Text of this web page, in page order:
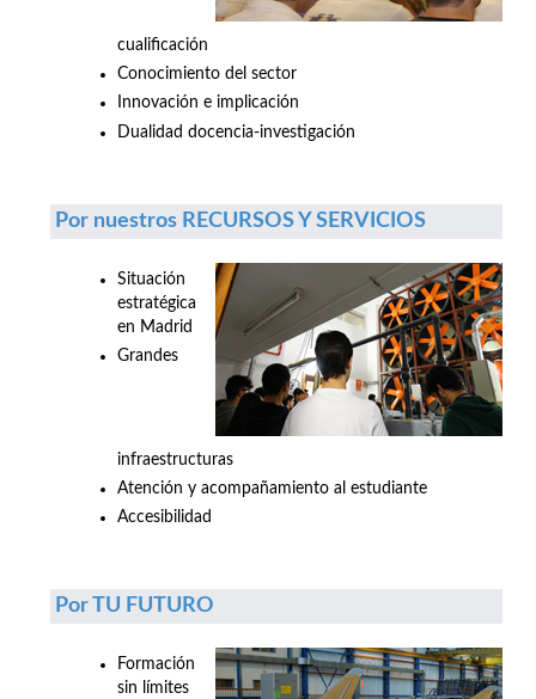
cualificación
Conocimiento del sector
Innovación e implicación
Dualidad docencia-investigación
Por nuestros RECURSOS Y SERVICIOS
Situación
estratégica
en Madrid
Grandes
infraestructuras
Atención y acompañamiento al estudiante
Accesibilidad
Por TU FUTURO
Formación
sin límites